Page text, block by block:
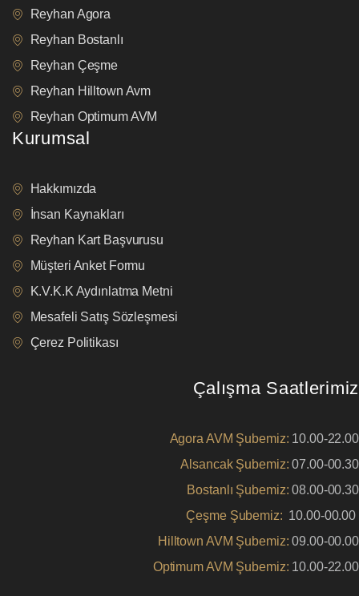
Reyhan Agora
Reyhan Bostanlı
Reyhan Çeşme
Reyhan Hilltown Avm
Reyhan Optimum AVM
Kurumsal
Hakkımızda
İnsan Kaynakları
Reyhan Kart Başvurusu
Müşteri Anket Formu
K.V.K.K Aydınlatma Metni
Mesafeli Satış Sözleşmesi
Çerez Politikası
Çalışma Saatlerimiz
Agora AVM Şubemiz: 10.00-22.00
Alsancak Şubemiz: 07.00-00.30
Bostanlı Şubemiz: 08.00-00.30
Çeşme Şubemiz: 10.00-00.00
Hilltown AVM Şubemiz: 09.00-00.00
Optimum AVM Şubemiz: 10.00-22.00